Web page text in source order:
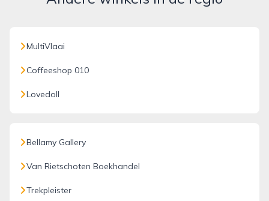
MultiVlaai
Coffeeshop 010
Lovedoll
Bellamy Gallery
Van Rietschoten Boekhandel
Trekpleister